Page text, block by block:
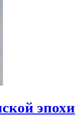
эпохи